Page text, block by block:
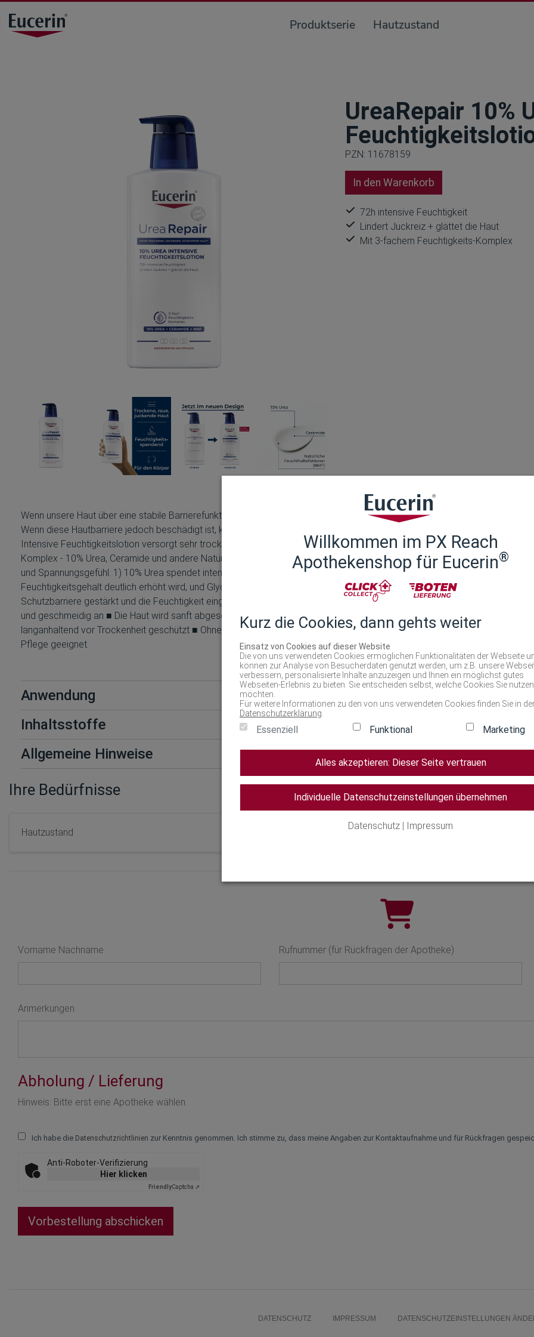
Produktserie Hautzustand
UreaRepair 10%
PZN: 11678159
In den Warenkorb
72h intensive Feuchtigkeit
Lindert Juckreiz + glättet die Haut
Mit 3-fachem Feuchtigkeits-Komplex
Wenn unsere Haut über eine stabile Barrierefunktion verfügt, schützt sie uns vor dem Eindringen von äußeren Reizstoffen
Wenn diese Hautbarriere jedoch beschädigt ist, kann Feuchtigkeit aus der Haut entweichen und dadurch trocken aussehen
Intensive Feuchtigkeitslotion versorgt sehr trockene, raue Haut mit der täglichen Pflege die sie braucht. Es beinhaltet eine
Komplex - 10% Urea, Ceramide und andere Natürliche Feuchthaltefaktoren (NMF) - für sofortige Linderung von Zeichen
und Spannungsgefühl. 1) 10% Urea spendet intensiv Feuchtigkeit und glättet die Haut 2) Natürliche Feuchthaltefaktoren
Feuchtigkeitsgehalt deutlich erhöht wird, und Glyceryl Glucosid sorgt für eine verbesserte Feuchtigkeitsverteilung 3) In
Schutzbarriere gestärkt und die Feuchtigkeit eingeschlossen. Das Ergebnis: 72h intensive Feuchtigkeit und Stärkung der
und geschmeidig an ■ Die Haut wird sanft abgeschuppt und geglättet ■ Die Wasser-in-Öl Emulsion zieht schnell ein und
langanhaltend vor Trockenheit geschützt ■ Ohne Duftstoffe Die Feuchtigkeitslotion ist sowohl für reifere Haut als auch bei
Pflege geeignet.
Anwendung
Inhaltsstoffe
Allgemeine Hinweise
Ihre Bedürfnisse
Hautzustand
Vorname Nachname Rufnummer (für Rückfragen der Apotheke)
Anmerkungen
Abholung / Lieferung
Hinweis: Bitte erst eine Apotheke wählen.
Ich habe die Datenschutzrichtlinien zur Kenntnis genommen. Ich stimme zu, dass meine Angaben zur Kontaktaufnahme und für Rückfragen
Anti-Roboter-Verifizierung
Hier klicken
FriendlyCaptcha ⇗
Vorbestellung abschicken
DATENSCHUTZ IMPRESSUM DATENSCHUTZEINSTELLUNGEN
Willkommen im PX Reach
Apothekenshop für Eucerin®
Kurz die Cookies, dann gehts weiter
Einsatz von Cookies auf dieser Website
Die von uns verwendeten Cookies ermöglichen Funktionalitäten der Webseite
können zur Analyse von Besucherdaten genutzt werden, um z.B. unsere
verbessern, personalisierte Inhalte anzuzeigen und Ihnen ein möglichst gutes
Webseiten-Erlebnis zu bieten. Sie entscheiden selbst, welche Cookies Sie nutzen
möchten.
Für weitere Informationen zu den von uns verwendeten Cookies finden Sie in
Datenschutzerklärung
Essenziell Funktional Marketing
Alles akzeptieren: Dieser Seite vertrauen
Individuelle Datenschutzeinstellungen übernehmen
Datenschutz Impressum